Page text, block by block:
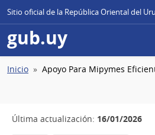
Sitio oficial de la República Oriental del
gub.uy
Ruta
Inicio Apoyo Para Mipymes
Última actualización: 16/01/2026